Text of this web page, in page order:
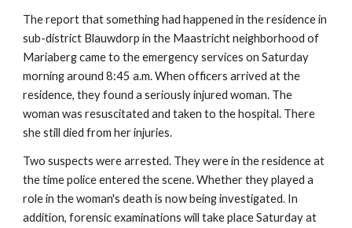
The report that something had happened in the residence in
sub-district Blauwdorp in the Maastricht neighborhood of
Mariaberg came to the emergency services on Saturday
morning around 8:45 a.m. When officers arrived at the
residence, they found a seriously injured woman. The
woman was resuscitated and taken to the hospital. There
she still died from her injuries.
Two suspects were arrested. They were in the residence at
the time police entered the scene. Whether they played a
role in the woman's death is now being investigated. In
addition, forensic examinations will take place Saturday at